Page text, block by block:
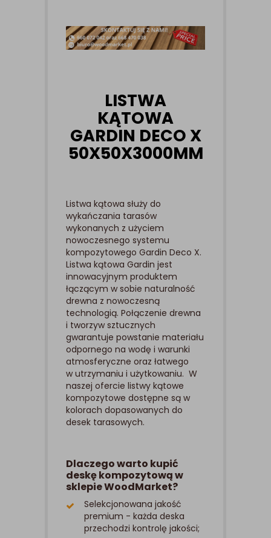
LISTWA
KĄTOWA
GARDIN DECO X
50X50X3000MM
Listwa kątowa służy do
wykańczania tarasów
wykonanych z użyciem
nowoczesnego systemu
kompozytowego Gardin Deco X.
Listwa kątowa Gardin jest
innowacyjnym produktem
łączącym w sobie naturalność
drewna z nowoczesną
technologią. Połączenie drewna
i tworzyw sztucznych
gwarantuje powstanie materiału
odpornego na wodę i warunki
atmosferyczne oraz łatwego
w utrzymaniu i użytkowaniu. W
naszej ofercie listwy kątowe
kompozytowe dostępne są w
kolorach dopasowanych do
desek tarasowych.
Dlaczego warto kupić
deskę kompozytową w
sklepie WoodMarket?
Selekcjonowana jakość
premium - każda deska
przechodzi kontrolę jakości;